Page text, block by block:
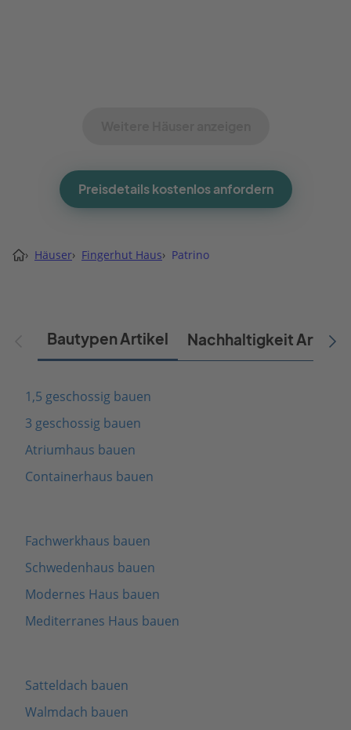
Preisdetails kostenlos anfordern
› Häuser› Fingerhut Haus› Patrino
Bautypen Artikel Nachhaltigkeit Artikel
1,5 geschossig bauen
3 geschossig bauen
Atriumhaus bauen
Containerhaus bauen
Fachwerkhaus bauen
Schwedenhaus bauen
Modernes Haus bauen
Mediterranes Haus bauen
Satteldach bauen
Walmdach bauen